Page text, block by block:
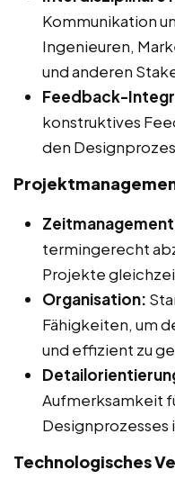
Kommunikation
Ingenieuren,
und anderen
Feedback-
konstruktives
den
termingerecht
Projekte
Organisation:
Fähigkeiten, um
und effizient zu
Aufmerksamkeit
Designprozesses
Technologisches